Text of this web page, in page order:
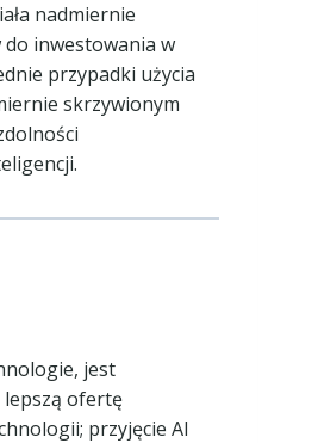
nadmiernie
do inwestowania w
przypadki użycia
skrzywionym
jest
lepszą ofertę
przyjęcie AI